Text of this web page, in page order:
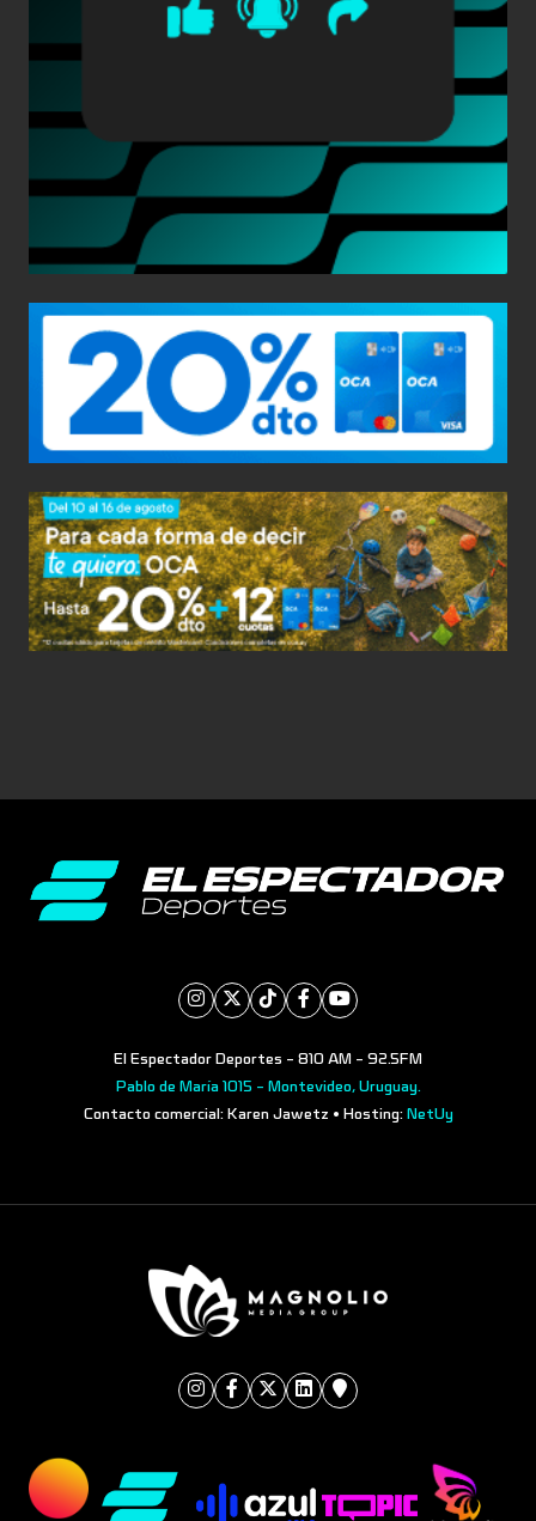
El Espectador Deportes - 810 AM - 92.5FM
Pablo de María 1015 - Montevideo, Uruguay.
Contacto comercial: Karen Jawetz • Hosting: NetUy